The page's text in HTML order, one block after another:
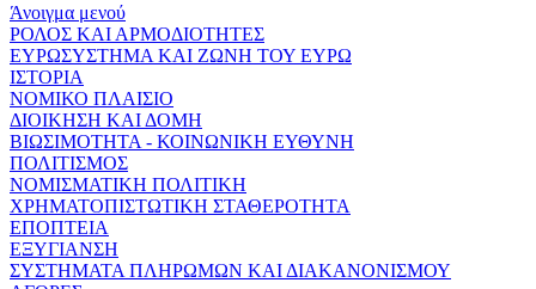
Άνοιγμα μενού
ΡΟΛΟΣ ΚΑΙ ΑΡΜΟΔΙΟΤΗΤΕΣ
ΕΥΡΩΣΥΣΤΗΜΑ ΚΑΙ ΖΩΝΗ ΤΟΥ ΕΥΡΩ
ΙΣΤΟΡΙΑ
ΝΟΜΙΚΟ ΠΛΑΙΣΙΟ
ΔΙΟΙΚΗΣΗ ΚΑΙ ΔΟΜΗ
ΒΙΩΣΙΜΟΤΗΤΑ - ΚΟΙΝΩΝΙΚΗ ΕΥΘΥΝΗ
ΠΟΛΙΤΙΣΜΟΣ
ΝΟΜΙΣΜΑΤΙΚΗ ΠΟΛΙΤΙΚΗ
ΧΡΗΜΑΤΟΠΙΣΤΩΤΙΚΗ ΣΤΑΘΕΡΟΤΗΤΑ
ΕΠΟΠΤΕΙΑ
ΕΞΥΓΙΑΝΣΗ
ΣΥΣΤΗΜΑΤΑ ΠΛΗΡΩΜΩΝ ΚΑΙ ΔΙΑΚΑΝΟΝΙΣΜΟΥ